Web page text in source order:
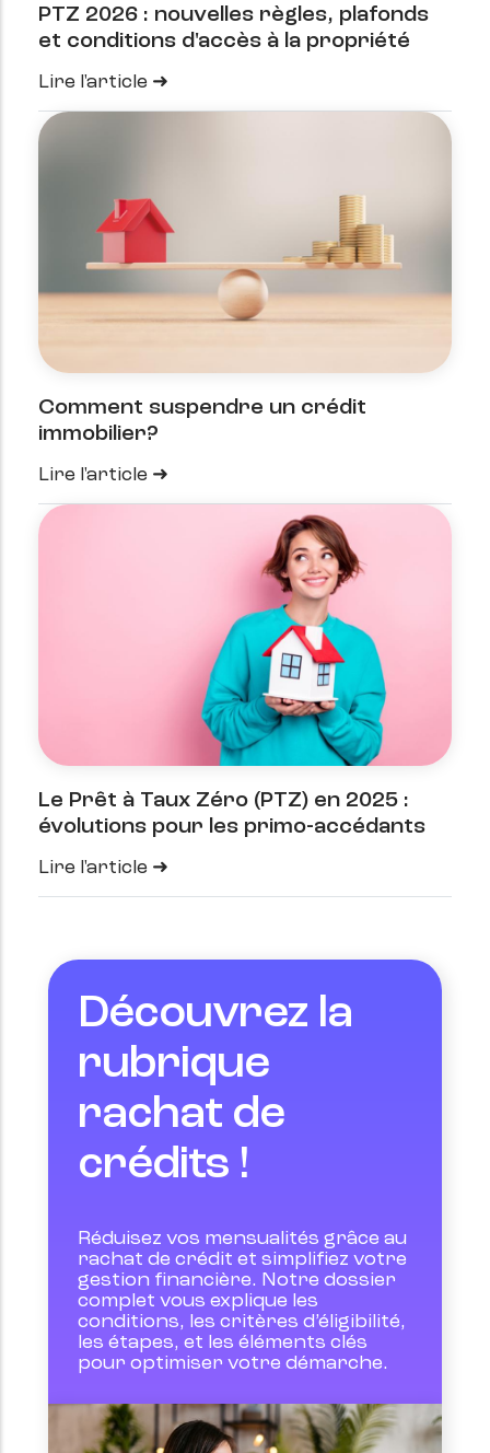
PTZ 2026 : nouvelles règles, plafonds
et conditions d'accès à la propriété
Lire l'article
Comment suspendre un crédit
immobilier?
Lire l'article
Le Prêt à Taux Zéro (PTZ) en 2025 :
évolutions pour les primo-accédants
Lire l'article
Découvrez la
rubrique
rachat de
crédits !
Réduisez vos mensualités grâce au
rachat de crédit et simplifiez votre
gestion financière. Notre dossier
complet vous explique les
conditions, les critères d’éligibilité,
les étapes, et les éléments clés
pour optimiser votre démarche.